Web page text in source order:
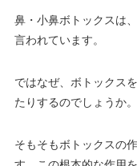
鼻・小鼻ボトックスは
言われています。
ではなぜ、ボトックス
たりするのでしょうか。
そもそもボトックスの